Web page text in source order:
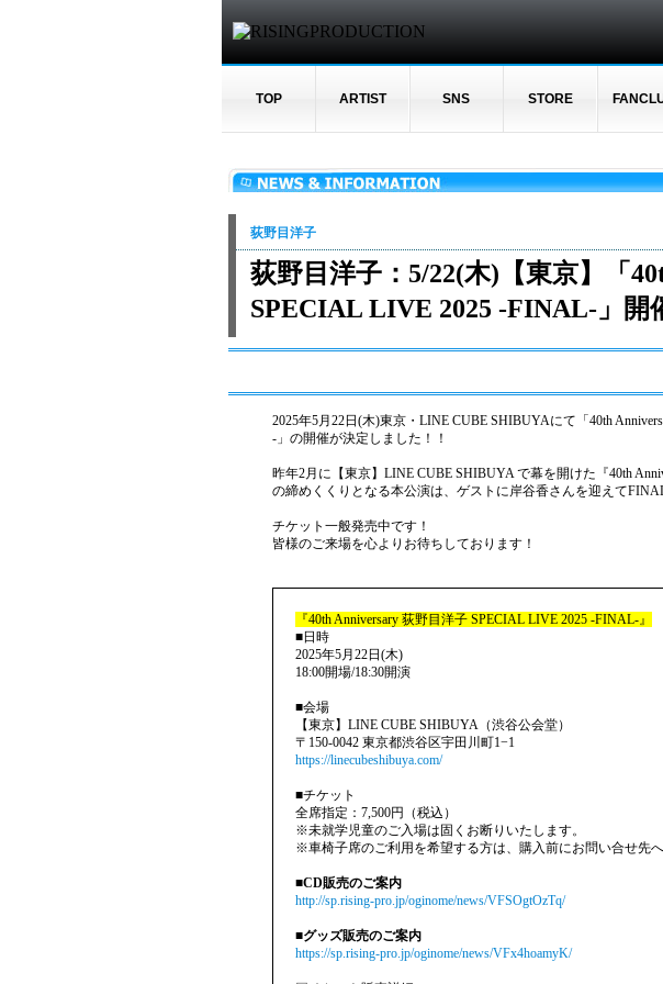
TOP ARTIST SNS STORE
荻野目洋子
荻野目洋子：5/22(木)【東京】「
SPECIAL LIVE 2025 -FINAL-」開
2025年5月22日(木)東京・LINE CUBE SHIBUYAにて「40th
-」の開催が決定しました！！
昨年2月に【東京】LINE CUBE SHIBUYA で幕を開けた『40th
の締めくくりとなる本公演は、ゲストに岸谷香さんを迎えて
チケット一般発売中です！
皆様のご来場を心よりお待ちしております！
『40th Anniversary 荻野目洋子 SPECIAL LIVE 2025 -FINAL-』
■日時
2025年5月22日(木)
18:00開場/18:30開演
■会場
【東京】LINE CUBE SHIBUYA（渋⾕公会堂）
〒150-0042 東京都渋谷区宇田川町1−1
https://linecubeshibuya.com/
■チケット
全席指定：7,500円（税込）
※未就学児童のご⼊場は固くお断りいたします。
※⾞椅⼦席のご利⽤を希望する⽅は、購⼊前にお問い合せ先へ
■CD販売のご案内
http://sp.rising-pro.jp/oginome/news/VFSOgtOzTq/
■グッズ販売のご案内
https://sp.rising-pro.jp/oginome/news/VFx4hoamyK/